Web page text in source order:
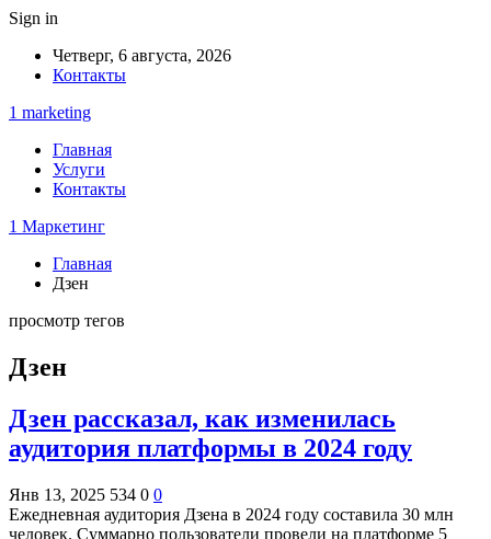
Sign in
Четверг, 6 августа, 2026
Контакты
1 marketing
Главная
Услуги
Контакты
1 Маркетинг
Главная
Дзен
просмотр тегов
Дзен
Дзен рассказал, как изменилась
аудитория платформы в 2024 году
Янв 13, 2025 534 0 0
Ежедневная аудитория Дзена в 2024 году составила 30 млн
человек. Суммарно пользователи провели на платформе 5